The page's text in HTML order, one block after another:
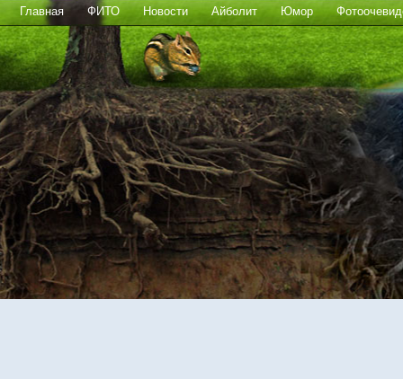
Главная ФИТО Новости Айболит Юмор